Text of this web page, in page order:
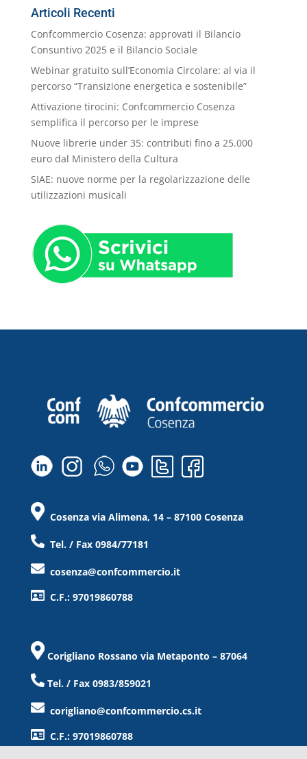
Categorie
Articoli Recenti
Confcommercio Cosenza: approvati il Bilancio
Consuntivo 2025 e il Bilancio Sociale
Webinar gratuito sull’Economia Circolare: al via il
percorso “Transizione energetica e sostenibile”
Attivazione tirocini: Confcommercio Cosenza
semplifica il percorso per le imprese
Nuove librerie under 35: contributi fino a 25.000
euro dal Ministero della Cultura
SIAE: nuove norme per la regolarizzazione delle
utilizzazioni musicali
Cosenza via Alimena, 14 – 87100 Cosenza
Tel. / Fax 0984/77181
cosenza@confcommercio.it
C.F.: 97019860788
Corigliano Rossano via Metaponto – 87064
Tel. / Fax 0983/859021
corigliano@confcommercio.cs.it
C.F.: 97019860788